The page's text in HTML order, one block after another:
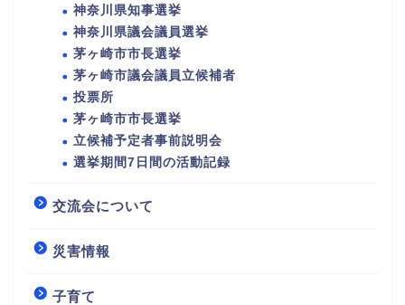
神奈川県知事選挙
神奈川県議会議員選挙
茅ヶ崎市市長選挙
茅ヶ崎市議会議員立候補者
投票所
茅ヶ崎市市長選挙
立候補予定者事前説明会
選挙期間7日間の活動記録
交流会について
災害情報
子育て